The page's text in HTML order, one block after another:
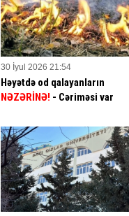
30 İyul 2026 21:54
Həyətdə od qalayanların
NƏZƏRİNƏ! - Cəriməsi var